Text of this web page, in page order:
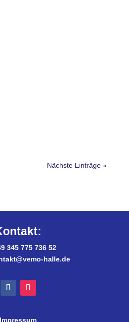
Nächste Einträge »
345 775 736 52
halle.de
Impressum